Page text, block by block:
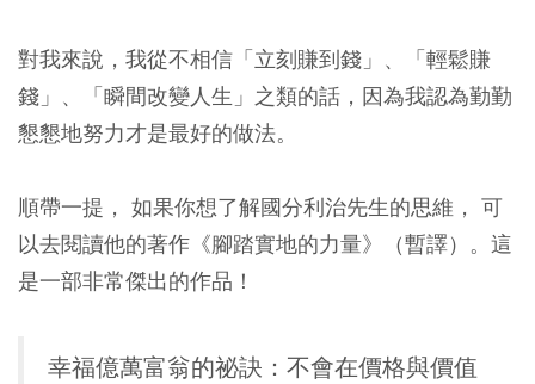
對我來說，我從不相信「立刻賺到錢」、「輕鬆賺
錢」、「瞬間改變人生」之類的話，因為我認為勤勤
懇懇地努力才是最好的做法。
順帶一提， 如果你想了解國分利治先生的思維， 可
以去閱讀他的著作《腳踏實地的力量》（暫譯）。這
是一部非常傑出的作品！
幸福億萬富翁的祕訣：不會在價格與價值